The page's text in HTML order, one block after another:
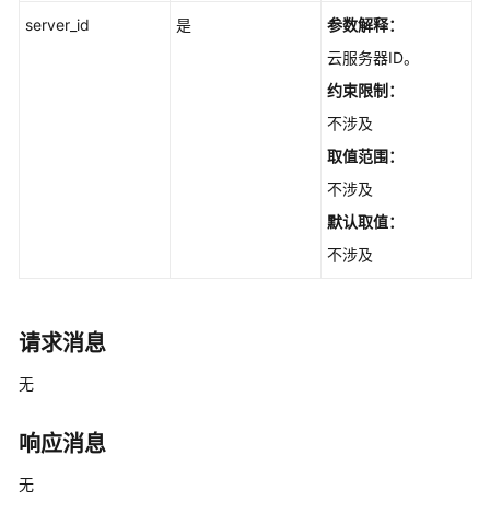
议
期
状
server_id 是
参数解释：
云服务器ID。
约束限制：
不涉及
取值范围：
不涉及
默认取值：
不涉及
请求消息
无
响应消息
无